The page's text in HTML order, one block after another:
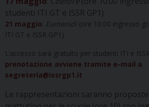
studenti ITI GT e ISSR GP1)
21 maggio: Eumenidi (ore 10.00 ingresso
ITI GT e ISSR GP1)
L’accesso sarà gratuito per studenti ITI e
prenotazione avviene tramite e-mail a
segreteria@issrgp1.it
Le rappresentazioni saranno